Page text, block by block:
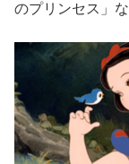
のプリンセス」